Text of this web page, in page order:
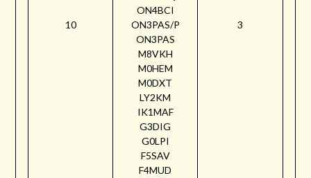
10
ON4BCI
ON3PAS/P
ON3PAS
M8VKH
M0HEM
M0DXT
LY2KM
IK1MAF
G3DIG
G0LPI
F5SAV
F4MUD
3